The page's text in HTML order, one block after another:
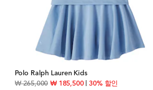
Polo Ralph Lauren Kids
₩ 265,000original price
₩ 185,500discount price
30% 할인